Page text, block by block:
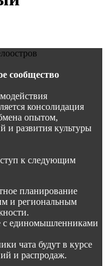
сообщество
консолидация
опытом,
и развития культуры
к следующим
планирование
и региональным
с единомышленниками
чата будут в курсе
и распродаж.